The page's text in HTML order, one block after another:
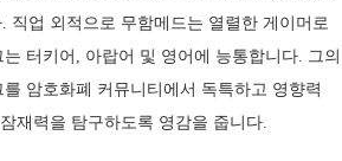
직업 외적으로 무함메드는 열렬한 게이머로
터키어, 아랍어 및 영어에 능통합니다. 그의
암호화폐 커뮤니티에서 독특하고 영향력
재력을 탐구하도록 영감을 줍니다.